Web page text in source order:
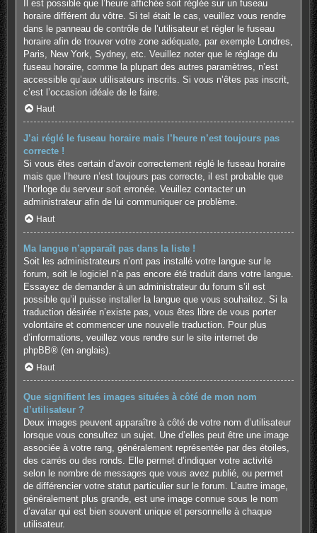
Il est possible que l’heure affichée soit réglée sur un fuseau
horaire différent du vôtre. Si tel était le cas, veuillez vous rendre
dans le panneau de contrôle de l’utilisateur et régler le fuseau
horaire afin de trouver votre zone adéquate, par exemple Londres,
Paris, New York, Sydney, etc. Veuillez noter que le réglage du
fuseau horaire, comme la plupart des autres paramètres, n’est
accessible qu’aux utilisateurs inscrits. Si vous n’êtes pas inscrit,
c’est l’occasion idéale de le faire.
Haut
J’ai réglé le fuseau horaire mais l’heure n’est toujours pas
correcte !
Si vous êtes certain d’avoir correctement réglé le fuseau horaire
mais que l’heure n’est toujours pas correcte, il est probable que
l’horloge du serveur soit erronée. Veuillez contacter un
administrateur afin de lui communiquer ce problème.
Haut
Ma langue n’apparaît pas dans la liste !
Soit les administrateurs n’ont pas installé votre langue sur le
forum, soit le logiciel n’a pas encore été traduit dans votre langue.
Essayez de demander à un administrateur du forum s’il est
possible qu’il puisse installer la langue que vous souhaitez. Si la
traduction désirée n’existe pas, vous êtes libre de vous porter
volontaire et commencer une nouvelle traduction. Pour plus
d’informations, veuillez vous rendre sur le site internet de
phpBB® (en anglais).
Haut
Que signifient les images situées à côté de mon nom
d’utilisateur ?
Deux images peuvent apparaître à côté de votre nom d’utilisateur
lorsque vous consultez un sujet. Une d’elles peut être une image
associée à votre rang, généralement représentée par des étoiles,
des carrés ou des ronds. Elle permet d’indiquer votre activité
selon le nombre de messages que vous avez publié, ou permet
de différencier votre statut particulier sur le forum. L’autre image,
généralement plus grande, est une image connue sous le nom
d’avatar qui est bien souvent unique et personnelle à chaque
utilisateur.